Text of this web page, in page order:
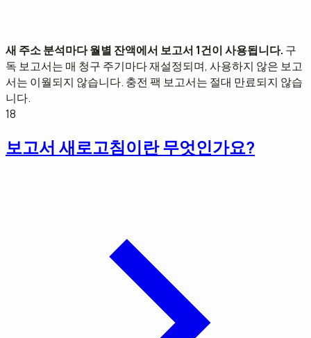
새 주소 분석마다 월별 잔액에서 보고서 1건이 사용됩니다. 구
독 보고서는 매 청구 주기마다 재설정되며, 사용하지 않은 보고
서는 이월되지 않습니다. 충전 팩 보고서는 절대 만료되지 않습
니다.
18
보고서 새로고침이란 무엇인가요?